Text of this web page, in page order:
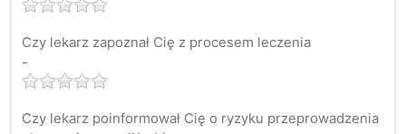
Czy lekarz zapoznał Cię z procesem leczenia
-
Czy lekarz poinformował Cię o ryzyku przeprowadzenia